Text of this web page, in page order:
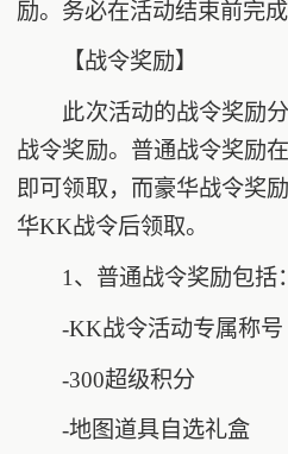
励。务必在活动结束前完
【战令奖励】
此次活动的战令奖励分
战令奖励。普通战令奖励
即可领取，而豪华战令奖
华KK战令后领取。
1、普通战令奖励包括：
-KK战令活动专属称号
-300超级积分
-地图道具自选礼盒